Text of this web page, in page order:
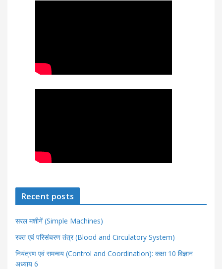
Recent posts
सरल मशीनें (Simple Machines)
रक्त एवं परिसंचरण तंत्र (Blood and Circulatory System)
नियंत्रण एवं समन्वय (Control and Coordination): कक्षा 10 विज्ञान
अध्याय 6